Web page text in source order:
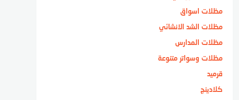
مظلات اسواق
مظلات الشد الانشائي
مظلات المدارس
مظلات وسواتر متنوعة
قرميد
كلادينج